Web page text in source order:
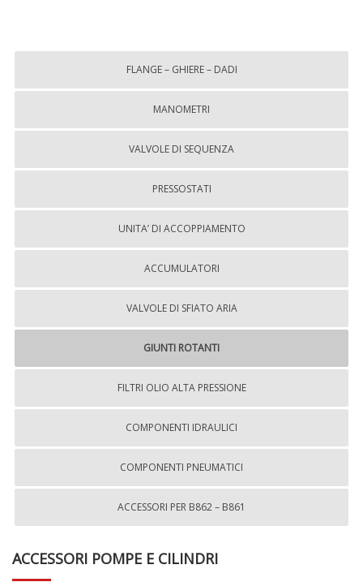
FLANGE – GHIERE – DADI
MANOMETRI
VALVOLE DI SEQUENZA
PRESSOSTATI
UNITA’ DI ACCOPPIAMENTO
ACCUMULATORI
VALVOLE DI SFIATO ARIA
GIUNTI ROTANTI
FILTRI OLIO ALTA PRESSIONE
COMPONENTI IDRAULICI
COMPONENTI PNEUMATICI
ACCESSORI PER B862 – B861
ACCESSORI POMPE E CILINDRI